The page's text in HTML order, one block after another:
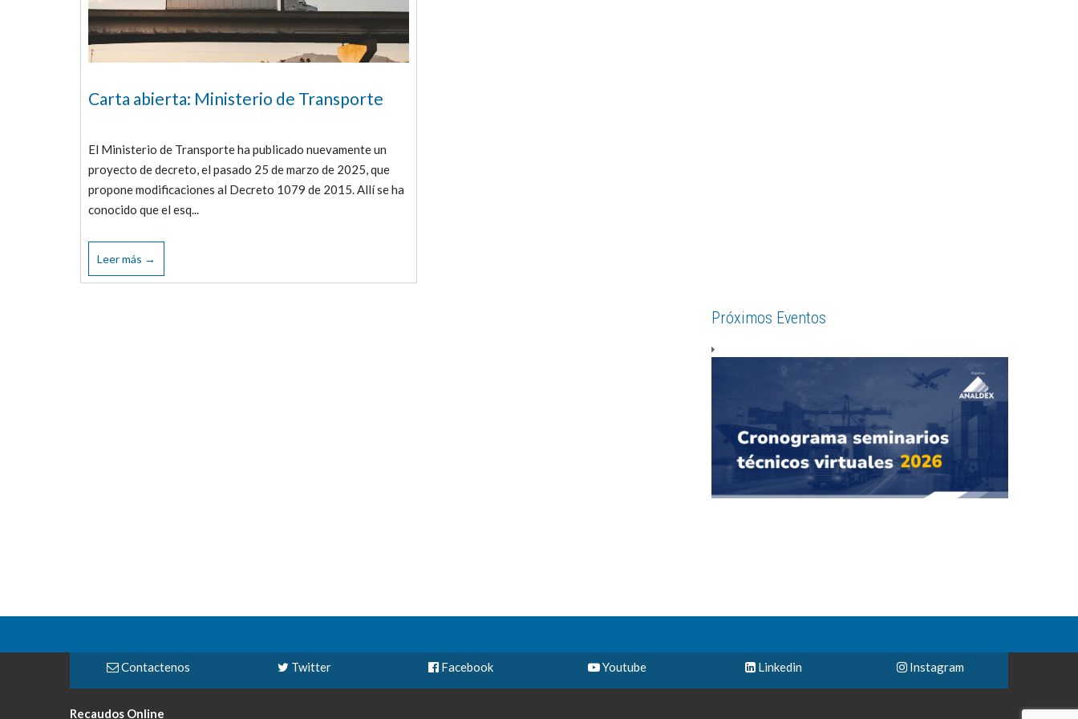
Carta abierta: Ministerio de Transporte
El Ministerio de Transporte ha publicado nuevamente un
proyecto de decreto, el pasado 25 de marzo de 2025, que
propone modificaciones al Decreto 1079 de 2015. Allí se ha
conocido que el esq...
Leer más →
Próximos Eventos
Contactenos Twitter Facebook Youtube Linkedin Instagram
Recaudos Online